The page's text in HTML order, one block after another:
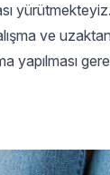
ve
yapılması